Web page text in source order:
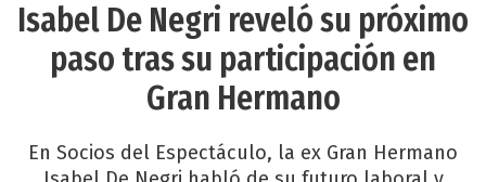
Isabel De Negri reveló su próximo
paso tras su participación en
Gran Hermano
En Socios del Espectáculo, la ex Gran Hermano